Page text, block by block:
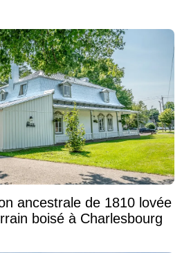
ancestrale de 1810 lovée
boisé à Charlesbourg